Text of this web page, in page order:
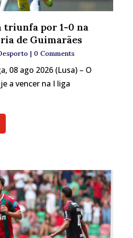
triunfa por 1-0 na
de Guimarães
| 0 Comments
08 ago 2026 (Lusa) – O
a vencer na I liga